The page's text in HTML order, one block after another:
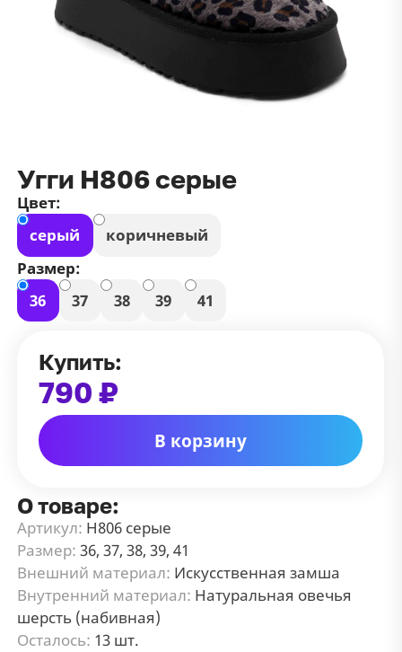
Угги Н806 серые
Цвет:
серый
коричневый
Размер:
36
37 38 39 41
Купить:
790 ₽
В корзину
О товаре:
Артикул: Н806 серые
Размер: 36, 37, 38, 39, 41
Внешний материал: Искусственная замша
Внутренний материал: Натуральная овечья
шерсть (набивная)
Осталось: 13 шт.
данных
публичной оффертой
Зарегистрироваться
100 ₽
42